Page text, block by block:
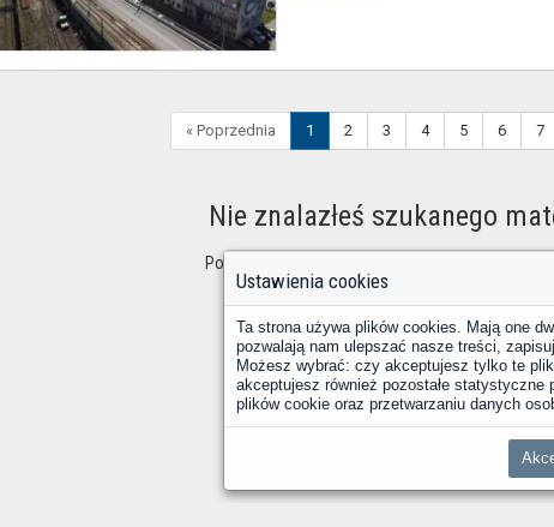
« Poprzednia 1 2 3 4 5 6 7
Nie znalazłeś szukanego
Postaraj się zmienić kryteria wyszukiwania i
Ustawienia cookies
Ta strona używa plików cookies. Mają one
pozwalają nam ulepszać nasze treści,
Możesz wybrać: czy akceptujesz tylko te
akceptujesz również pozostałe
plików cookie oraz przetwarzaniu danych